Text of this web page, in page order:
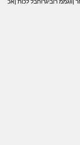
רוביגרוחבל לכות ןאכ